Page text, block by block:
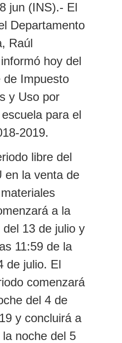
jun (INS).- El
Departamento
Raúl
hoy del
de Impuesto
y Uso por
para el
2019.
libre del
en la venta de
a la
13 de julio y
11:59 de la
de julio. El
comenzará
del 4 de
y concluirá a
noche del 5